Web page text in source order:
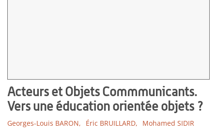
Acteurs et Objets Commmunicants.
Vers une éducation orientée objets ?
Georges-Louis BARON, Éric BRUILLARD, Mohamed SIDIR